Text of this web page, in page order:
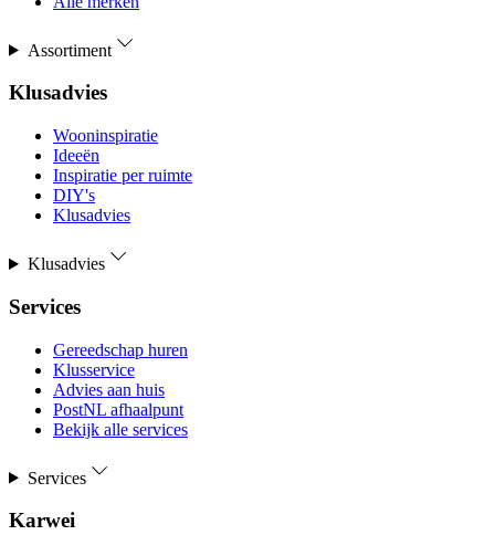
Assortiment
Klusadvies
Wooninspiratie
Ideeën
Inspiratie per ruimte
DIY's
Klusadvies
Klusadvies
Services
Gereedschap huren
Klusservice
Advies aan huis
PostNL afhaalpunt
Bekijk alle services
Services
Karwei